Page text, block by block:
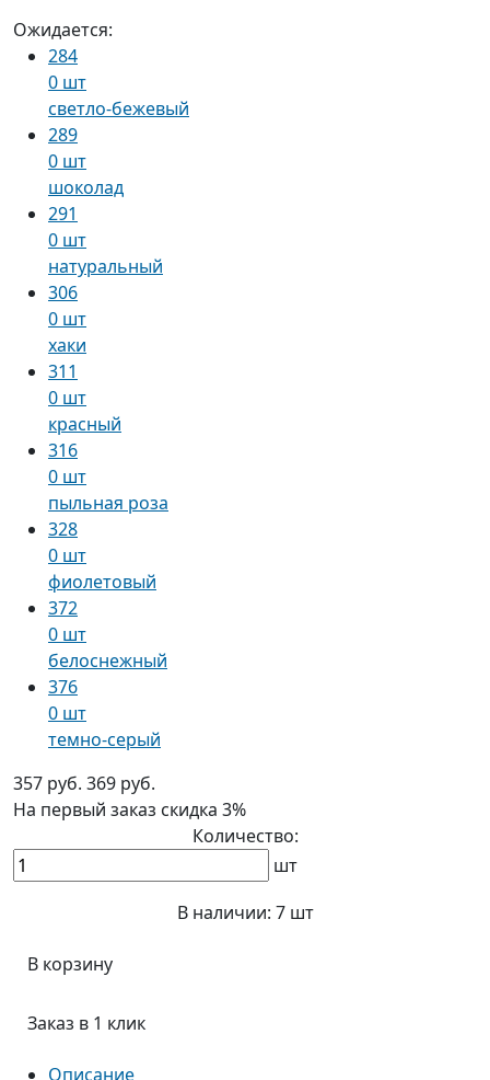
Ожидается:
284
0 шт
светло-бежевый
289
0 шт
шоколад
291
0 шт
натуральный
306
0 шт
хаки
311
0 шт
красный
316
0 шт
пыльная роза
328
0 шт
фиолетовый
372
0 шт
белоснежный
376
0 шт
темно-серый
357 руб. 369 руб.
На первый заказ скидка 3%
Количество:
шт
В наличии: 7 шт
В корзину
Заказ в 1 клик
Описание